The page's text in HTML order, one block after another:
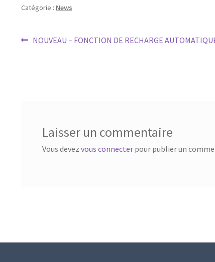
Catégorie : News
Navigation
Article
NOUVEAU – FONCTION DE RECHARGE
Laisser un commentaire
Vous devez vous connecterpour publier un